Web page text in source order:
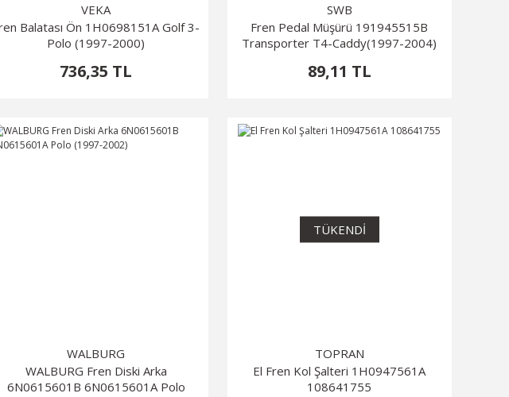
VEKA
Balatası Ön 1H0698151A Golf 3-
Polo (1997-2000)
736,35 TL
SWB
Fren Pedal Müşürü 191945515B
Transporter T4-Caddy(1997-2004)
89,11 TL
WALBURG
WALBURG Fren Diski Arka
6N0615601B 6N0615601A Polo
TÜKENDİ
TOPRAN
El Fren Kol Şalteri 1H0947561A
108641755